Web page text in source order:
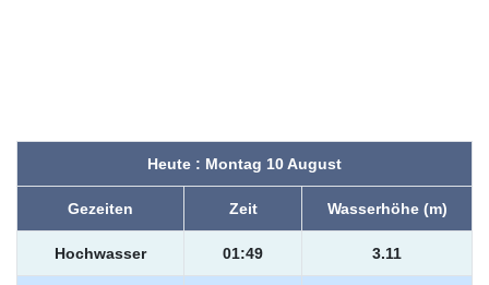
Heute : Montag 10 August
Gezeiten Zeit Wasserhöhe (m)
Hochwasser 01:49 3.11